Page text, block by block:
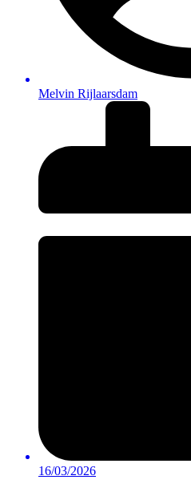
Melvin Rijlaarsdam
16/03/2026